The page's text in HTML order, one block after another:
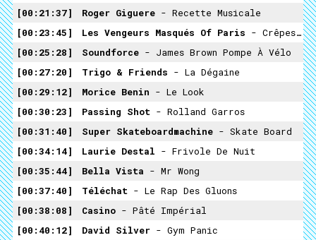
00:21:37
Roger Giguere - Recette Musicale
00:23:45
Les Vengeurs Masqués Of Paris - Crêpes Suzette
00:25:28
Soundforce - James Brown Pompe À Vélo
00:27:20
Trigo & Friends - La Dégaine
00:29:12
Morice Benin - Le Look
00:30:23
Passing Shot - Rolland Garros
00:31:40
Super Skateboardmachine - Skate Board
00:34:14
Laurie Destal - Frivole De Nuit
00:35:44
Bella Vista - Mr Wong
00:37:40
Téléchat - Le Rap Des Gluons
00:38:08
Casino - Pâté Impérial
00:40:12
David Silver - Gym Panic